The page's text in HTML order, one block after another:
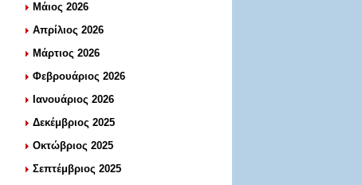
Μάιος 2026
Απρίλιος 2026
Μάρτιος 2026
Φεβρουάριος 2026
Ιανουάριος 2026
Δεκέμβριος 2025
Οκτώβριος 2025
Σεπτέμβριος 2025